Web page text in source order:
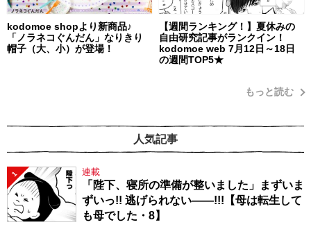
kodomoe shopより新商品♪
「ノラネコぐんだん」なりきり
帽子（大、小）が登場！
【週間ランキング！】夏休みの
自由研究記事がランクイン！
kodomoe web 7月12日～18日
の週間TOP5★
もっと読む
人気記事
1 連載
「陛下、寝所の準備が整いました」まずいま
ずいっ!! 逃げられない――!!!【母は転生して
も母でした・8】